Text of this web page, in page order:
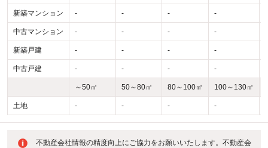
新築マンション - - - -
中古マンション - - - -
新築戸建 - - - -
中古戸建 - - - -
～50㎡ 50～80㎡ 80～100㎡ 100～130㎡
土地 - - - -
不動産会社情報の精度向上にご協力をお願いいたします。不動産会